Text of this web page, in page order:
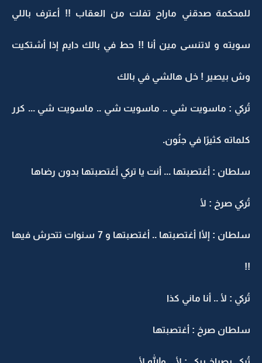
للمحكمة صدقني ماراح تفلت من العقاب !! أعترف باللي
سويته و لاتنسى مين أنا !! حط في بالك دايم إذا أشتكيت
وش بيصير ! خل هالشي في بالك
تُركي : ماسويت شي .. ماسويت شي .. ماسويت شي ... كرر
كلماته كثيرًا في جنُون.
سلطان : أغتصبتها ... أنت يا تركي أغتصبتها بدون رضاها
تُركي صرخ : لأ
سلطان : إلأا أغتصبتها .. أغتصبتها و 7 سنوات تتحرش فيها
!!
تُركي : لأ .. أنا ماني كذا
سلطان صرخ : أغتصبتها